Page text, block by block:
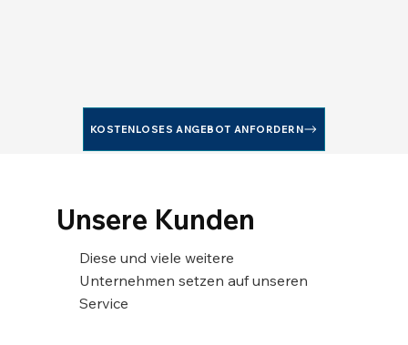
KOSTENLOSES ANGEBOT ANFORDERN
Unsere Kunden
Diese und viele weitere
Unternehmen setzen auf unseren
Service